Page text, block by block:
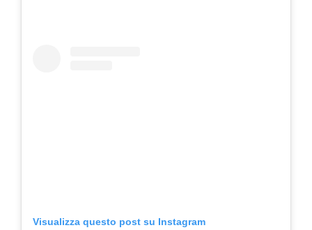
Visualizza questo post su Instagram